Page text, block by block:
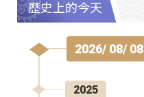
歷史上的今天
2026/ 08/ 08
2025